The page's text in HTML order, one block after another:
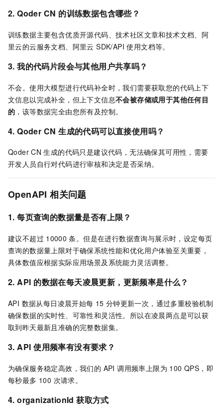
2.Qoder CN 的训练数据包含哪些？
训练数据主要包含优质开源代码、技术社区文章和技术文档、阿
里云的云服务文档、阿里云 SDK/API 使用文档等。
3. 我的代码片段会与其他用户共享吗？
不会。使用大模型进行代码补全时，我们需要获取您的代码上下
文信息以完成补全，但上下文信息不会被存储或用于其他任何目
的 ，该等数据完全由您所有及控制。
4.Qoder CN 生成的代码可以直接使用吗？
Qoder CN 生成的代码只是建议代码，无法确保其可用性，需要
开发人员自行对代码进行审核和决定是否采纳。
OpenAPI 相关问题
1. 每页查询的数据量是否有上限？
建议不超过 10000 条。但是在进行数据查询与展示时，设定每页
查询的数据量上限对于确保系统性能和优化用户体验至关重要，
具体数值应根据实际应用场景及系统能力灵活调整。
2. API 的数据在每天凌晨更新，更新频率是什么？
API 数据从每日凌晨开始每 15 分钟更新一次，通过多重校验机制
确保数据的实时性、可靠性和灵活性。所以在凌晨两点是可以获
取到昨天最新且准确的完整数据集。
3. API 使用频率有没有要求？
为确保服务稳定高效，我们的 API 调用频率上限为 100 QPS，即
每秒最多 100 次请求。
4. organizationId 获取方式